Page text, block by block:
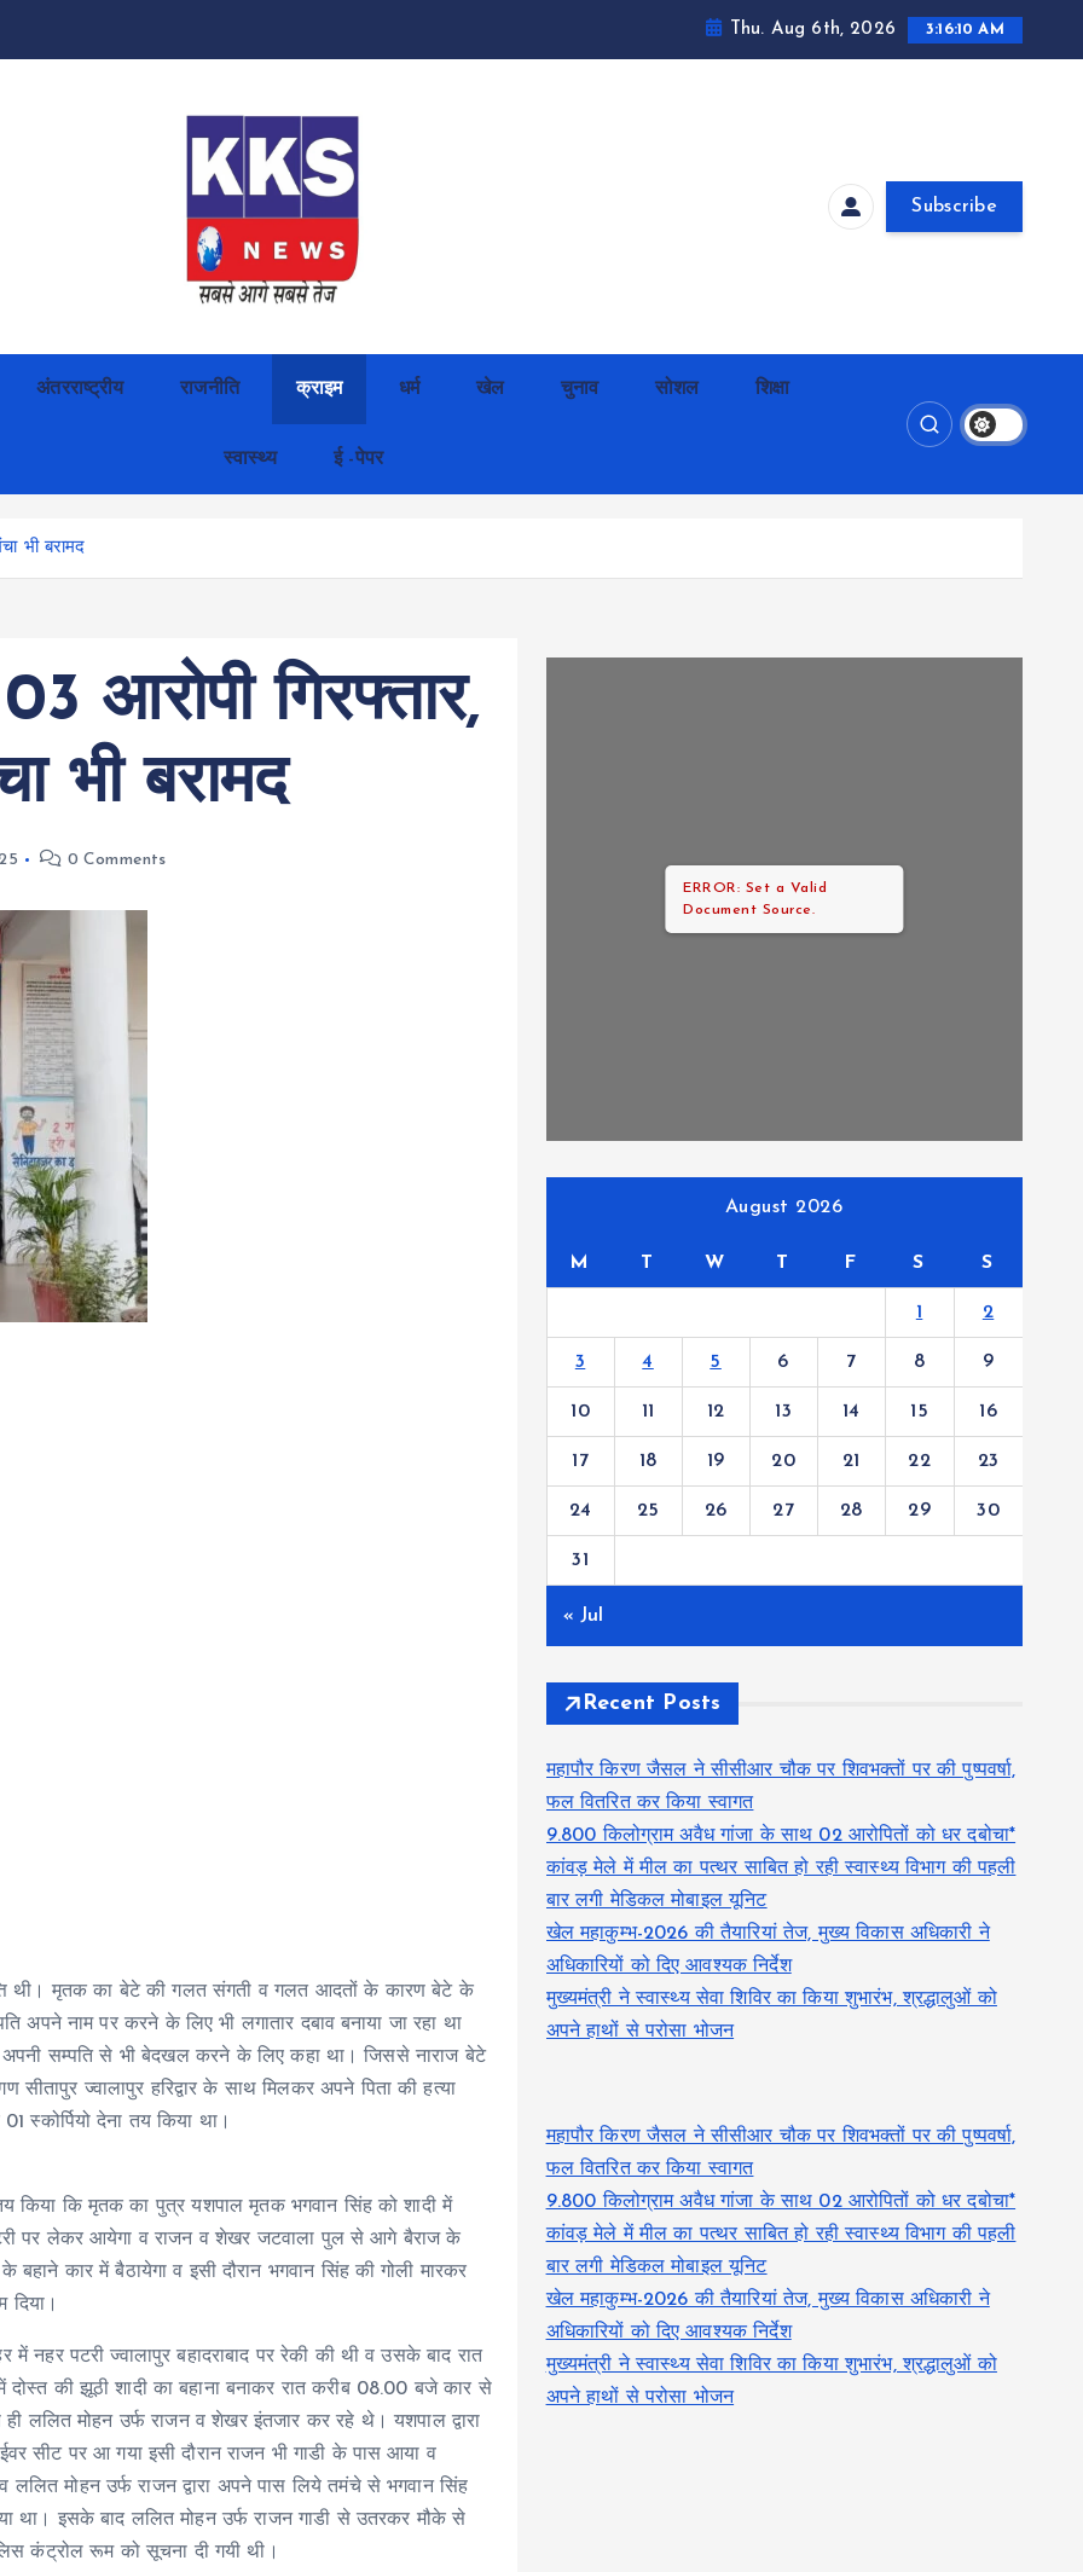
Thu. Aug 6th, 2026 3:16:11 AM
Subscribe
अंतरराष्ट्रीय राजनीति क्राइम धर्म खेल चुनाव सोशल शिक्षा
स्वास्थ्य ई -पेपर
भी बरामद
आरोपी गिरफ्तार,
भी बरामद
0 Comments
थी। मृतक का बेटे की गलत संगती व गलत आदतों के कारण बेटे के
अपने नाम पर करने के लिए भी लगातार दबाव बनाया जा रहा था
अपनी सम्पति से भी बेदखल करने के लिए कहा था। जिससे नाराज बेटे
सीतापुर ज्वालापुर हरिद्वार के साथ मिलकर अपने पिता की हत्या
स्कोर्पियो देना तय किया था।
किया कि मृतक का पुत्र यशपाल मृतक भगवान सिंह को शादी में
पटरी पर लेकर आयेगा व राजन व शेखर जटवाला पुल से आगे बैराज के
कार में बैठायेगा व इसी दौरान भगवान सिंह की गोली मारकर
दिया।
में नहर पटरी ज्वालापुर बहादराबाद पर रेकी की थी व उसके बाद रात
की झूठी शादी का बहाना बनाकर रात करीब 08.00 बजे कार से
मोहन उर्फ राजन व शेखर इंतजार कर रहे थे। यशपाल द्वारा
सीट पर आ गया इसी दौरान राजन भी गाडी के पास आया व
ललित मोहन उर्फ राजन द्वारा अपने पास लिये तमंचे से भगवान सिंह
था। इसके बाद ललित मोहन उर्फ राजन गाडी से उतरकर मौके से
कंट्रोल रूम को सूचना दी गयी थी।
ERROR: Set a Valid
Document Source.
August 2026
M T W T F S S
1 2
3 4 5 6 7 8 9
10 11 12 13 14 15 16
17 18 19 20 21 22 23
24 25 26 27 28 29 30
31
« Jul
Recent Posts
महापौर किरण जैसल ने सीसीआर चौक पर शिवभक्तों पर की पुष्पवर्षा,
फल वितरित कर किया स्वागत
9.800 किलोग्राम अवैध गांजा के साथ 02 आरोपितों को धर दबोचा*
कांवड़ मेले में मील का पत्थर साबित हो रही स्वास्थ्य विभाग की पहली
बार लगी मेडिकल मोबाइल यूनिट
खेल महाकुम्भ-2026 की तैयारियां तेज, मुख्य विकास अधिकारी ने
अधिकारियों को दिए आवश्यक निर्देश
मुख्यमंत्री ने स्वास्थ्य सेवा शिविर का किया शुभारंभ, श्रद्धालुओं को
अपने हाथों से परोसा भोजन
महापौर किरण जैसल ने सीसीआर चौक पर शिवभक्तों पर की पुष्पवर्षा,
फल वितरित कर किया स्वागत
9.800 किलोग्राम अवैध गांजा के साथ 02 आरोपितों को धर दबोचा*
कांवड़ मेले में मील का पत्थर साबित हो रही स्वास्थ्य विभाग की पहली
बार लगी मेडिकल मोबाइल यूनिट
खेल महाकुम्भ-2026 की तैयारियां तेज, मुख्य विकास अधिकारी ने
अधिकारियों को दिए आवश्यक निर्देश
मुख्यमंत्री ने स्वास्थ्य सेवा शिविर का किया शुभारंभ, श्रद्धालुओं को
अपने हाथों से परोसा भोजन